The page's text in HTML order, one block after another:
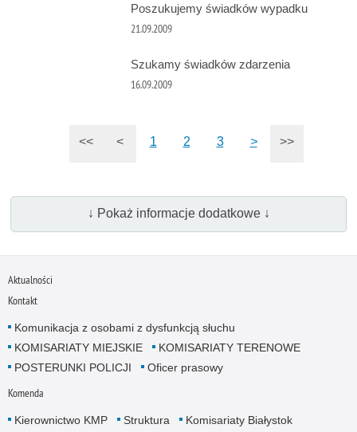
Poszukujemy świadków wypadku
21.09.2009
Szukamy świadków zdarzenia
16.09.2009
<< < 1 2 3 > >>
↓ Pokaż informacje dodatkowe ↓
Aktualności
Kontakt
Komunikacja z osobami z dysfunkcją słuchu
KOMISARIATY MIEJSKIE
KOMISARIATY TERENOWE
POSTERUNKI POLICJI
Oficer prasowy
Komenda
Kierownictwo KMP Struktura
Komisariaty Białystok